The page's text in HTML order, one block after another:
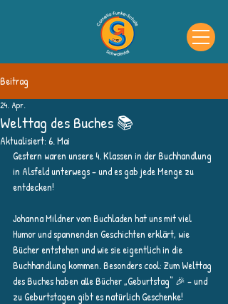
Beitrag
Welttag des Buches 📚
24. Apr.
Aktualisiert: 6. Mai
Gestern waren unsere 4. Klassen in der Buchhandlung
in Alsfeld unterwegs – und es gab jede Menge zu
entdecken!
Johanna Mildner vom Buchladen hat uns mit viel
Humor und spannenden Geschichten erklärt, wie
Bücher entstehen und wie sie eigentlich in die
Buchhandlung kommen. Besonders cool: Zum Welttag
des Buches haben alle Bücher „Geburtstag“ 🎉 – und
zu Geburtstagen gibt es natürlich Geschenke!